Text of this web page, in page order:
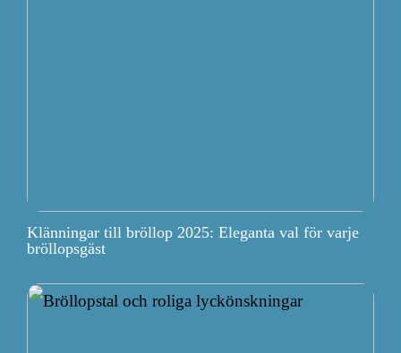
Klänningar till bröllop 2025: Eleganta val för varje
bröllopsgäst